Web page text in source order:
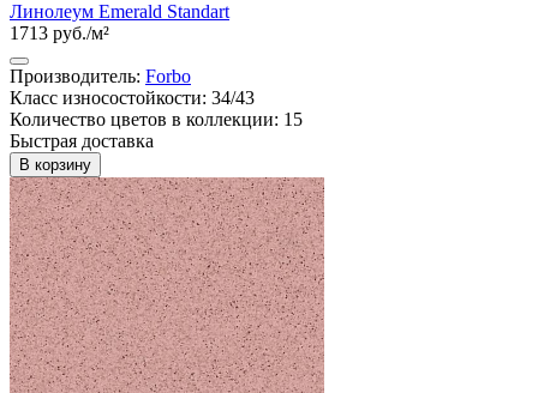
Линолеум Emerald Standart
1713 руб./м²
Производитель: Forbo
Класс износостойкости: 34/43
Количество цветов в коллекции: 15
Быстрая доставка
В корзину